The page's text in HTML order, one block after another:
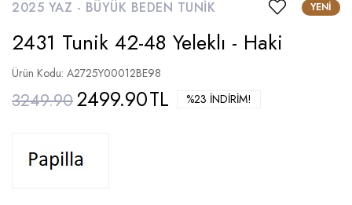
2025 YAZ - BÜYÜK BEDEN TUNIK YENI
2431 Tunik 42-48 Yeleklı - Haki
Ürün Kodu: A2725Y00012BE98
3249.902499.90TL %23 İNDIRIM!